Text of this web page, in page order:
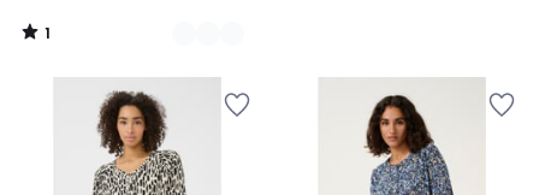
1
/